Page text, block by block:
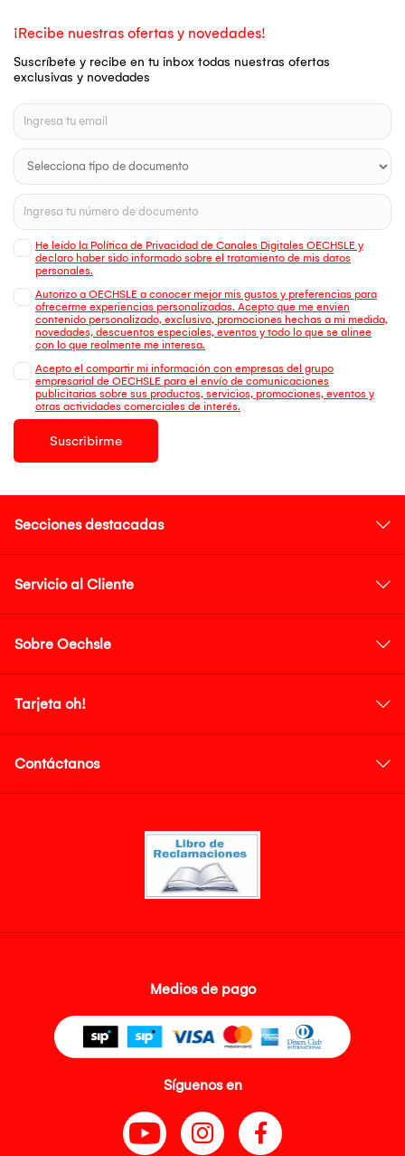
¡Recibe nuestras ofertas y novedades!
Suscríbete y recibe en tu inbox todas nuestras ofertas
exclusivas y novedades
He leído la Política de Privacidad de Canales Digitales OECHSLE y
declaro haber sido informado sobre el tratamiento de mis datos
personales.
Autorizo a OECHSLE a conocer mejor mis gustos y preferencias para
ofrecerme experiencias personalizadas. Acepto que me envien
contenido personalizado, exclusivo, promociones hechas a mi medida,
novedades, descuentos especiales, eventos y todo lo que se alinee
con lo que realmente me interesa.
Acepto el compartir mi información con empresas del grupo
empresarial de OECHSLE para el envío de comunicaciones
publicitarias sobre sus productos, servicios, promociones, eventos y
otras actividades comerciales de interés.
Suscribirme
Secciones destacadas
Servicio al Cliente
Sobre Oechsle
Tarjeta oh!
Contáctanos
Medios de pago
Síguenos en